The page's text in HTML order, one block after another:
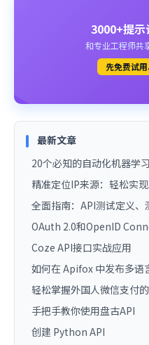
3000+提示
和专业工程师共
先免费试
最新文章
20个必知的自动化机器学
精准定位IP来源：轻松实
全面指南：API测试定义
OAuth 2.0和OpenID
Coze API接口实战应用
如何在 Apifox 中发布多语
轻松掌握外国人微信支付
手把手教你使用盘古API
创建 Python API